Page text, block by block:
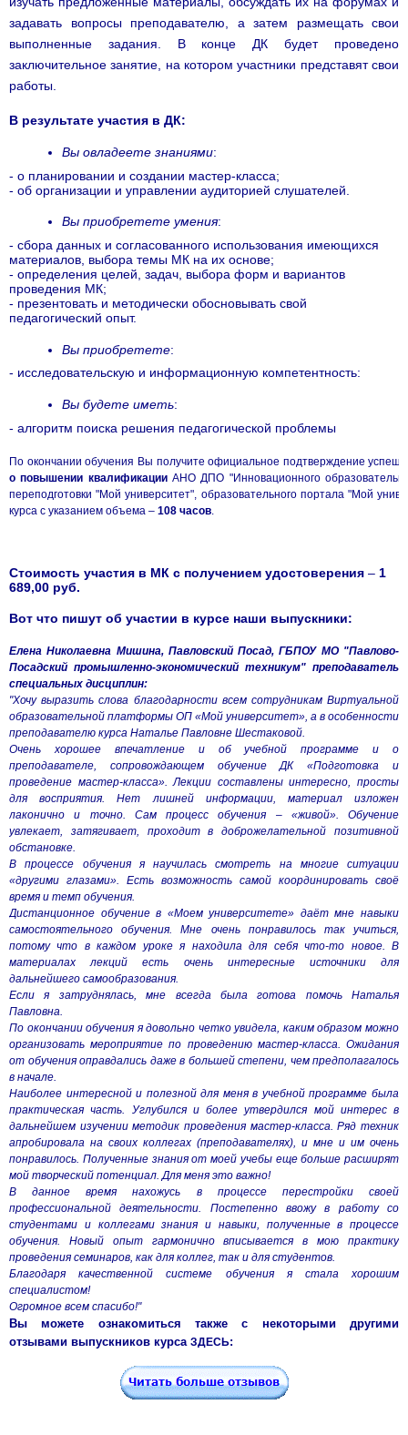
задавать вопросы преподавателю, а затем размещать свои
выполненные задания. В конце ДК будет проведено
заключительное занятие, на котором участники представят свои
работы.
В результате участия в ДК:
Вы овладеете знаниями:
- о планировании и создании мастер-класса;
- об организации и управлении аудиторией слушателей.
Вы приобретете умения:
- сбора данных и согласованного использования имеющихся
материалов, выбора темы МК на их основе;
- определения целей, задач, выбора форм и вариантов
проведения МК;
- презентовать и методически обосновывать свой
педагогический опыт.
Вы приобретете:
- исследовательскую и информационную компетентность:
Вы будете иметь:
- алгоритм поиска решения педагогической проблемы
По окончании обучения Вы получите официальное подтверждение
о повышении квалификацииАНО ДПО "Инновационного
переподготовки "Мой университет", образовательного портала "Мой
курса с указанием объема – 108 часов
Стоимость участия в МК с получением удостоверения – 1
689,00 руб.
Вот что пишут об участии в курсе наши выпускники:
Елена Николаевна Мишина, Павловский Посад, ГБПОУ МО "Павлово-
Посадский промышленно-экономический техникум" преподаватель
специальных дисциплин:
"Хочу выразить слова благодарности всем сотрудникам Виртуальной
образовательной платформы ОП «Мой университет», а в особенности
преподавателю курса Наталье Павловне Шестаковой.
Очень хорошее впечатление и об учебной программе и о
преподавателе, сопровождающем обучение ДК «Подготовка и
проведение мастер-класса». Лекции составлены интересно, просты
для восприятия. Нет лишней информации, материал изложен
лаконично и точно. Сам процесс обучения – «живой». Обучение
увлекает, затягивает, проходит в доброжелательной позитивной
обстановке.
В процессе обучения я научилась смотреть на многие ситуации
«другими глазами». Есть возможность самой координировать своё
время и темп обучения.
Дистанционное обучение в «Моем университете» даёт мне навыки
самостоятельного обучения. Мне очень понравилось так учиться,
потому что в каждом уроке я находила для себя что-то новое. В
материалах лекций есть очень интересные источники для
дальнейшего самообразования.
Если я затруднялась, мне всегда была готова помочь Наталья
Павловна.
По окончании обучения я довольно четко увидела, каким образом можно
организовать мероприятие по проведению мастер-класса. Ожидания
от обучения оправдались даже в большей степени, чем предполагалось
в начале.
Наиболее интересной и полезной для меня в учебной программе была
практическая часть. Углубился и более утвердился мой интерес в
дальнейшем изучении методик проведения мастер-класса. Ряд техник
апробировала на своих коллегах (преподавателях), и мне и им очень
понравилось. Полученные знания от моей учебы еще больше расширят
мой творческий потенциал. Для меня это важно!
В данное время нахожусь в процессе перестройки своей
профессиональной деятельности. Постепенно ввожу в работу со
студентами и коллегами знания и навыки, полученные в процессе
обучения. Новый опыт гармонично вписывается в мою практику
проведения семинаров, как для коллег, так и для студентов.
Благодаря качественной системе обучения я стала хорошим
специалистом!
Огромное всем спасибо!"
Вы можете ознакомиться также с некоторыми другими
отзывами выпускников курса ЗДЕСЬ: